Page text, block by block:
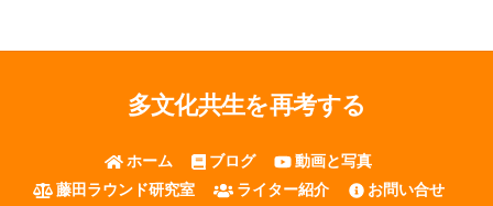
多文化共生を再考する
ホーム ブログ
動画と写真
藤田ラウンド研究室
ライター紹介
お問い合せ